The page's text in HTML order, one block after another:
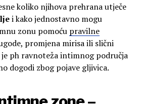
koliko njihova prehrana utječe
i kako jednostavno mogu
zonu pomoću pravilne
promjena mirisa ili slični
ph ravnoteža intimnog područja
dogodi zbog pojave gljivica.